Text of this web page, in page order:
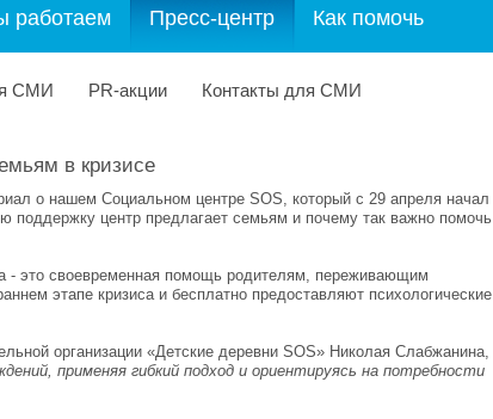
работаем Пресс-центр Как помочь
СМИ PR-акции Контакты для СМИ
в кризисе
о нашем Социальном центре SOS, который с 29 апреля начал
поддержку центр предлагает семьям и почему так важно помочь
- это своевременная помощь родителям, переживающим
этапе кризиса и бесплатно предоставляют психологические
организации «Детские деревни SOS» Николая Слабжанина,
применяя гибкий подход и ориентируясь на потребности